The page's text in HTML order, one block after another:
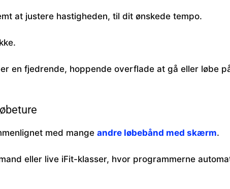
at justere hastigheden, til dit ønskede tempo.
en fjedrende, hoppende overflade at gå eller løbe
med mange andre løbebånd med skærm.
eller live iFit-klasser, hvor programmerne